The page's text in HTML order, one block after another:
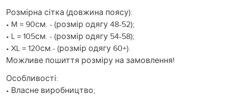
Розмірна сітка (довжина поясу):
• M = 90см. - (розмір одягу 48-52);
• L = 105см. - (розмір одягу 54-58);
• XL = 120см.- (розмір одягу 60+).
Можливе пошиття розміру на замовлення!
Особливості:
• Власне виробництво;